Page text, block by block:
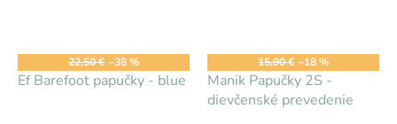
22,50 € –38 %
Ef Barefoot papučky - blue
15,90 € –18 %
Manik Papučky 2S -
dievčenské prevedenie